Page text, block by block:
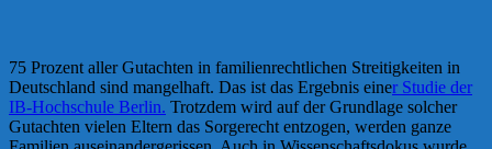
75 Prozent aller Gutachten in familienrechtlichen Streitigkeiten in
Deutschland sind mangelhaft. Das ist das Ergebnis einer Studie der
IB-Hochschule Berlin. Trotzdem wird auf der Grundlage solcher
Gutachten vielen Eltern das Sorgerecht entzogen, werden ganze